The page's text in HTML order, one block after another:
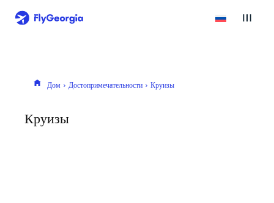
Дом Достопримечательности Круизы
Круизы